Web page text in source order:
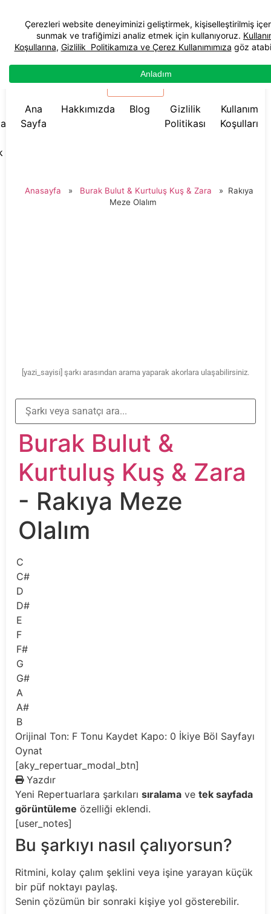
☰ Menü
Ana
Sayfa
Hakkımızda Blog
Gizlilik
Politikası
Kullanım
Koşulları
Anasayfa » Burak Bulut & Kurtuluş Kuş & Zara »
Rakıya
Meze Olalım
[yazi_sayisi] şarkı arasından arama yaparak akorlara ulaşabilirsiniz.
Burak Bulut &
Kurtuluş Kuş & Zara
- Rakıya Meze
Olalım
C
C#
D
D#
E
F
F#
G
G#
A
A#
B
Orijinal Ton: F Tonu Kaydet Kapo: 0 İkiye Böl Sayfayı
Oynat
[aky_repertuar_modal_btn]
Yazdır
Yeni Repertuarlara şarkıları sıralama ve tek sayfada
görüntüleme özelliği eklendi.
[user_notes]
Bu şarkıyı nasıl çalıyorsun?
Ritmini, kolay çalım şeklini veya işine yarayan küçük
bir püf noktayı paylaş.
Senin çözümün bir sonraki kişiye yol gösterebilir.